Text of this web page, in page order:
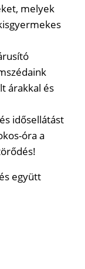
melyek
árakkal és
idősellátást
óra a
együtt